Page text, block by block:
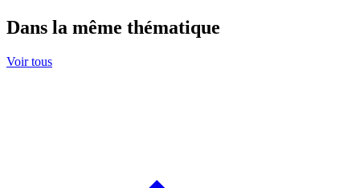
Dans la même thématique
Voir tous